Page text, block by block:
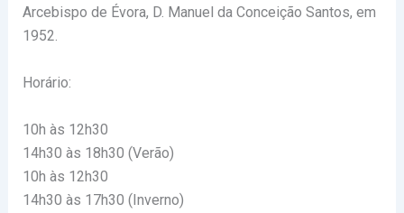
Arcebispo de Évora, D. Manuel da Conceição Santos, em
1952.
Horário:
10h às 12h30
14h30 às 18h30 (Verão)
10h às 12h30
14h30 às 17h30 (Inverno)